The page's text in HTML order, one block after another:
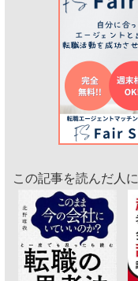
この記事を読んだ人